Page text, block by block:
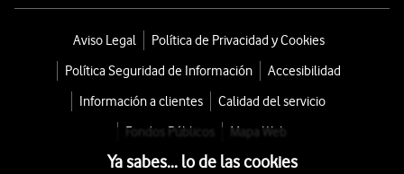
Aviso Legal
Política de Privacidad y Cookies
Política Seguridad de Información
Accesibilidad
Información a clientes
Calidad del servicio
Fondos Públicos
Mapa Web
Ya sabes... lo de las cookies